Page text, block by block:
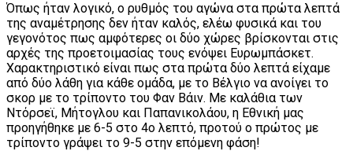
Όπως ήταν λογικό, ο ρυθμός του αγώνα στα πρώτα λεπτά
της αναμέτρησης δεν ήταν καλός, ελέω φυσικά και του
γεγονότος πως αμφότερες οι δύο χώρες βρίσκονται στις
αρχές της προετοιμασίας τους ενόψει Ευρωμπάσκετ.
Χαρακτηριστικό είναι πως στα πρώτα δύο λεπτά είχαμε
από δύο λάθη για κάθε ομάδα, με το Βέλγιο να ανοίγει το
σκορ με το τρίποντο του Φαν Βάιν. Με καλάθια των
Ντόρσεϊ, Μήτογλου και Παπανικολάου, η Εθνική μας
προηγήθηκε με 6-5 στο 4ο λεπτό, προτού ο πρώτος με
τρίποντο γράψει το 9-5 στην επόμενη φάση!